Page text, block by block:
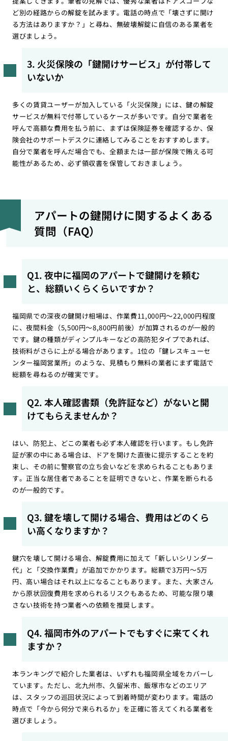
ど別の経路からの解錠を試みます。電話の時点で「壊さずに開け
る方法はありますか？」と尋ね、無破壊解錠に自信のある業者を
選びましょう。
3. 火災保険の「鍵開けサービス」が付帯して
いないか
多くの賃貸ユーザーが加入している「火災保険」には、鍵の解錠
サービスが無料で付帯しているケースが多いです。自分で業者を
呼んで高額な費用を払う前に、まずは保険証券を確認するか、保
険会社のサポートデスクに連絡してみることをおすすめします。
自分で業者を呼んだ場合でも、全額または一部が保険で賄える可
能性があるため、必ず領収書を保管しておきましょう。
アパートの鍵開けに関するよくある
質問（FAQ）
Q1. 夜中に福岡のアパートで鍵開けを頼む
と、総額いくらくらいですか？
福岡県での深夜の鍵開け相場は、作業費11,000円〜22,000円程度
に、夜間料金（5,500円〜8,800円前後）が加算されるのが一般的
です。鍵の種類がディンプルキーなどの高防犯タイプであれば、
技術料がさらに上がる場合があります。1位の「鍵レスキューセ
ンター福岡営業所」のような、見積もり無料の業者にまず電話で
総額を尋ねるのが確実です。
Q2. 本人確認書類（免許証など）がないと開
けてもらえませんか？
はい、防犯上、どこの業者も必ず本人確認を行います。もし免許
証が家の中にある場合は、ドアを開けた直後に提示することを約
束し、その前に警察官の立ち会いなどを求められることもありま
す。正当な居住者であることを証明できないと、作業を断られる
のが一般的です。
Q3. 鍵を壊して開ける場合、費用はどのくら
い高くなりますか？
鍵穴を壊して開ける場合、解錠費用に加えて「新しいシリンダー
代」と「交換作業費」が追加でかかります。総額で3万円〜5万
円、高い場合はそれ以上になることもあります。また、大家さん
から原状回復費用を求められるリスクもあるため、可能な限り壊
さない技術を持つ業者への依頼を推奨します。
Q4. 福岡市外のアパートでもすぐに来てくれ
ますか？
本ランキングで紹介した業者は、いずれも福岡県全域をカバーし
ています。ただし、北九州市、久留米市、飯塚市などのエリア
は、スタッフの巡回状況によって到着時間が変わります。電話の
時点で「今から何分で来られるか」を正確に答えてくれる業者を
選びましょう。